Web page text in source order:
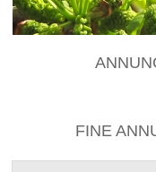
FINE